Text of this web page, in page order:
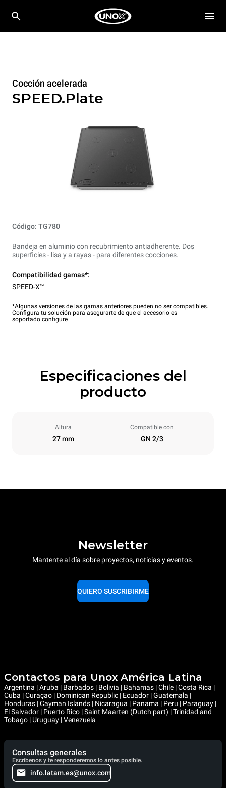
Cocción acelerada
SPEED.Plate
Código: TG780
Bandeja en aluminio con recubrimiento antiadherente. Dos
superficies - lisa y a rayas - para diferentes cocciones.
Compatibilidad gamas*:
SPEED-X™
*Algunas versiones de las gamas anteriores pueden no ser compatibles.
Configura tu solución para asegurarte de que el accesorio es
soportado.configure
Especificaciones del
producto
Altura
27 mm
Compatible con
GN 2/3
Newsletter
Mantente al día sobre proyectos, noticias y eventos.
QUIERO SUSCRIBIRME
Contactos para Unox América Latina
Argentina | Aruba | Barbados | Bolivia | Bahamas | Chile | Costa Rica |
Cuba | Curaçao | Dominican Republic | Ecuador | Guatemala |
Honduras | Cayman Islands | Nicaragua | Panama | Peru | Paraguay |
El Salvador | Puerto Rico | Saint Maarten (Dutch part) | Trinidad and
Tobago | Uruguay | Venezuela
Consultas generales
Escríbenos y te responderemos lo antes posible.
info.latam.es@unox.com